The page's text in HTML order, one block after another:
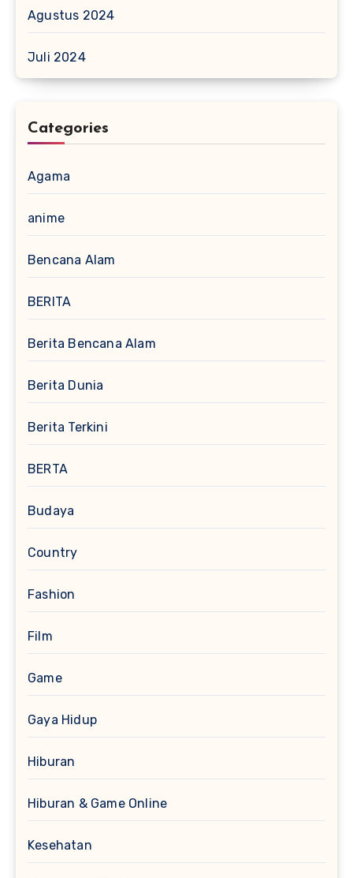
Agustus 2024
Juli 2024
Categories
Agama
anime
Bencana Alam
BERITA
Berita Bencana Alam
Berita Dunia
Berita Terkini
BERTA
Budaya
Country
Fashion
Film
Game
Gaya Hidup
Hiburan
Hiburan & Game Online
Kesehatan